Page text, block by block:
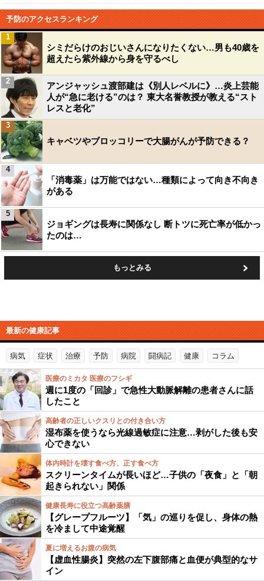
予防のアクセスランキング
シミだらけのおじいさんになりたくない…男も40歳を
超えたら紫外線から身を守るべし
1
アンジャッシュ渡部建は《別人レベルに》…炎上芸能
人が“急に老ける”のは？ 東大名誉教授が教える“スト
レスと老化”
2
キャベツやブロッコリーで大腸がんが予防できる？
3
「消毒薬」は万能ではない…種類によって向き不向き
がある
4
ジョギングは長寿に関係なし 断トツに死亡率が低かっ
たのは…
5
もっとみる
最新の健康記事
病気 症状 治療 予防 病院 闘病記 健康 コラム
医療のミカタ 医療のフシギ
週に1度の「回診」で急性大動脈解離の患者さんに話
したこと
高齢者の正しいクスリとの付き合い方
湿布薬を使うなら光線過敏症に注意…剥がした後も安
心できない
体内時計を壊す食べ方、正す食べ方
スクリーンタイムが長いほど…子供の「夜食」と「朝
起きられない」関係
健康長寿に役立つ高齢薬膳
【グレープフルーツ】「気」の巡りを促し、身体の熱
を冷まして中途覚醒
夏に増えるお腹の病気
【虚血性腸炎】突然の左下腹部痛と血便が典型的なサ
イン